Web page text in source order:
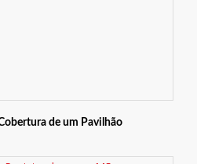
de um Pavilhão